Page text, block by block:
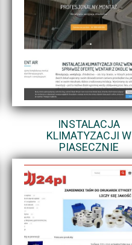
INSTALACJA
KLIMATYZACJI W
PIASECZNIE